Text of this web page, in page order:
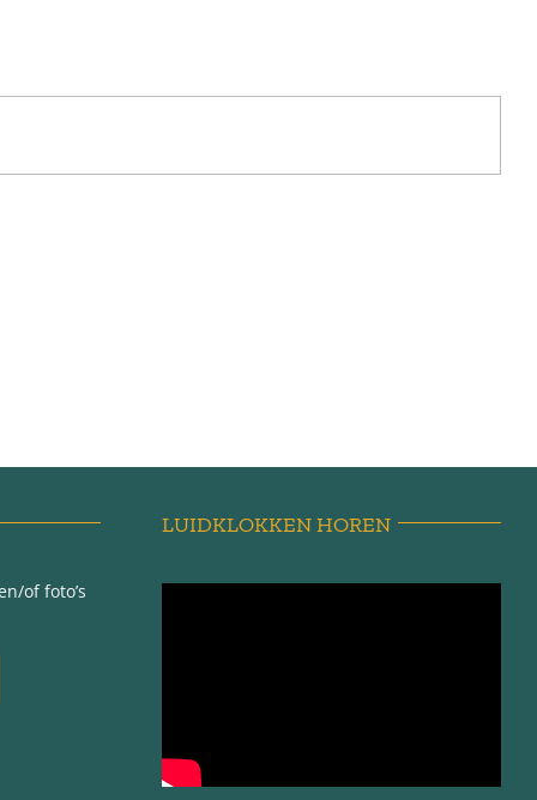
of foto’s
LUIDKLOKKEN HOREN